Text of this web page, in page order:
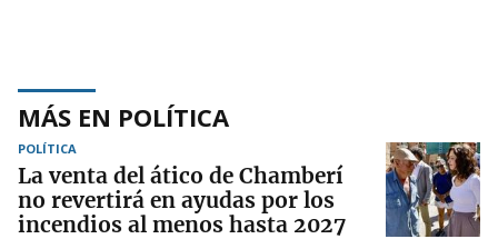
MÁS EN POLÍTICA
POLÍTICA
La venta del ático de Chamberí
no revertirá en ayudas por los
incendios al menos hasta 2027